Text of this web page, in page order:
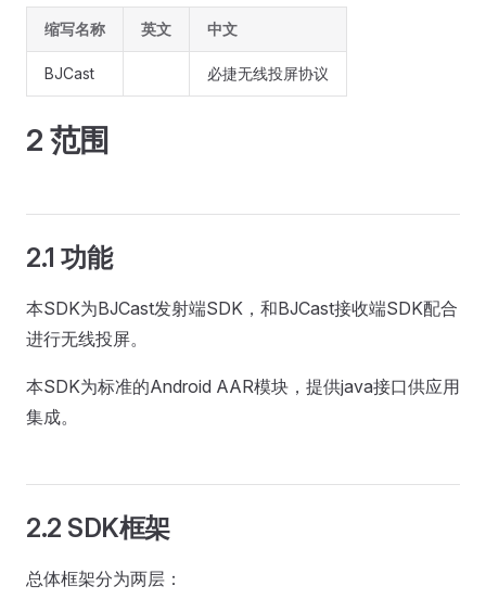
缩写名称 英文 中文
BJCast 必捷无线投屏协议
2 范围
2.1 功能
本SDK为BJCast发射端SDK，和BJCast接收端SDK配合
进行无线投屏。
本SDK为标准的Android AAR模块，提供java接口供应用
集成。
2.2 SDK框架
总体框架分为两层：